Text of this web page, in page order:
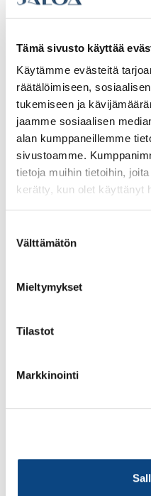
Tämä sivusto käyttää
Käytämme evästeitä
räätälöimiseen,
tukemiseen ja
jaamme sosiaalisen
alan kumppaneillemme
sivustoamme.
tietoja muihin tietoihin,
kerätty, kun olet käyttänyt
valinta
Välttämätön
Mieltymykset
Tilastot
Markkinointi
Tutustu
41.35€ /kpl(alv. 0%)